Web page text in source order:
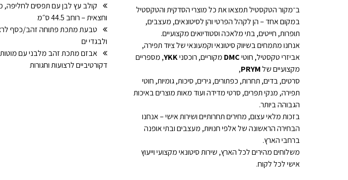
ב־מקור הטקסטיל תמצאו את כל מוצרי הסדקית והטקסטיל
במקום אחד – הן לקהל הפרטי והן לסיטונאים, מעצבים,
תופרות, חייטים, בתי מלאכה וסטודיואים מקצועיים.
אנחנו מתמחים בשיווק סיטונאי וקמעונאי של ציוד תפירה,
אביזרי טקסטיל, חוטיDMC מקוריים, רוכסניYKK, מספריים
מקצועיים שלPRYM
,
סרטים, בדים, תחרות, כפתורים, גירים, סיכות, גומיות, חוטי
תפירה, מנקי תפרים, סרטי מדידה ועוד מאות מוצרים באיכות
הגבוהה ביותר.
בזכות מלאי עצום, מחירים תחרותיים ושירות אישי – אנחנו
הבחירה הראשונה של אלפי חנויות, מעצבים ובתי אופנה
ברחבי הארץ.
משלוחים מהירים לכל הארץ, שירות סיטונאי מקצועי וייעוץ
אישי לכל לקוח.
קולב עץ לבן עם תפסים לחליפה,
וחצאית – רוחב 44.5 ס״מ
טבעת מתכת פתוחה זהב/כסף
ולבגדי ים
אבזם מתכת זהב מלבני עם מוטות
דקורטיביים לרצועות וחגורות